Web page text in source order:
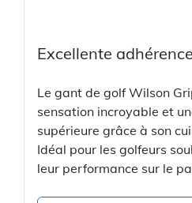
Excellente
Le gant de golf Wilson
sensation incroyable et
supérieure grâce à son
Idéal pour les golfeurs
leur performance sur le